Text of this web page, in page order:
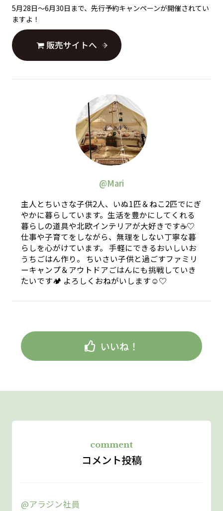
5月28日〜6月30日まで、先行予約キャンペーンが開催されてい
ますよ！
販売サイトへ
@Mari
主人とちいさな子供2人、いぬ1匹＆ねこ2匹でにぎ
やかに暮らしています。生活を豊かにしてくれる
暮らしの道具や北欧インテリアが大好きです☕️♡
仕事や子育てをしながら、無理をしない丁寧な暮
らしを心がけています。 手軽にできるおいしいお
うちごはん作り。 ちいさい子供と過ごすファミリ
ーキャンプ＆アウトドアごはんにも挑戦していき
たいです🏕 よろしくおねがいします☺︎♡
いいね！
comment
コメント投稿
@アラジン社員